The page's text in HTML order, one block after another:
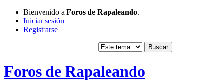
Bienvenido a Foros de Rapaleando.
Iniciar sesión
Registrarse
Foros de Rapaleando